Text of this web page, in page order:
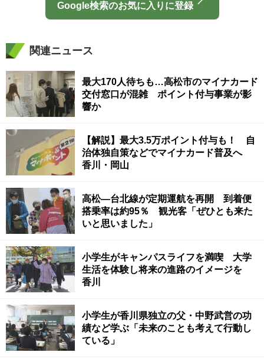
Google検索のお気に入りに登録
関連ニュース
最大170人待ちも…高松市のマイナカード
交付窓口が混雑 ポイント付与事業が影
響か
【解説】最大3.5万ポイント付与も！ 自
治体独自策などでマイナカード普及へ
香川・岡山
高松―台北線が定期運航を再開 到着便
搭乗率は約95％ 観光客「ぜひとも来た
いと思いました」
小学生がキャンパスライフを満喫 大学
生活を体験し将来の進路のイメージを
香川
小学生が香川県独立の父・中野武営の功
績など学ぶ「未来のことも考えて行動し
ている」